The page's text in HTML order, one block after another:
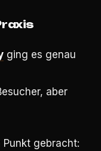
ging es genau
aber
gebracht: